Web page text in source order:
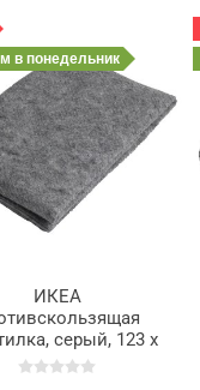
в понедельник
ИКЕА
серый, 123 x
см STOPP FILT